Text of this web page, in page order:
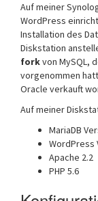
Auf meiner
WordPress
Installation des
Diskstation
forkvon MySQL,
vorgenommen
Oracle verkauft
Auf meiner
MariaDB
WordPress
Apache 2.2
PHP 5.6